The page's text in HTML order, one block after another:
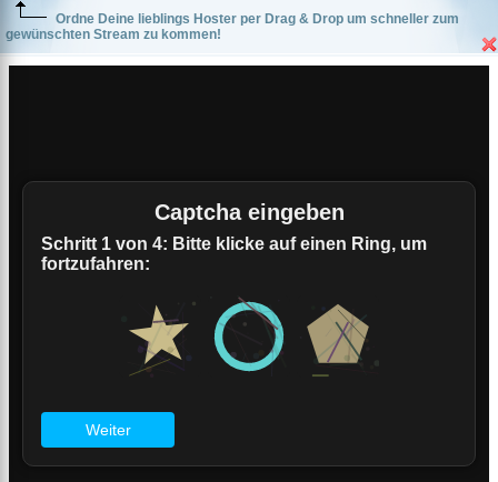
Ordne Deine lieblings Hoster per Drag & Drop um schneller zum
gewünschten Stream zu kommen!